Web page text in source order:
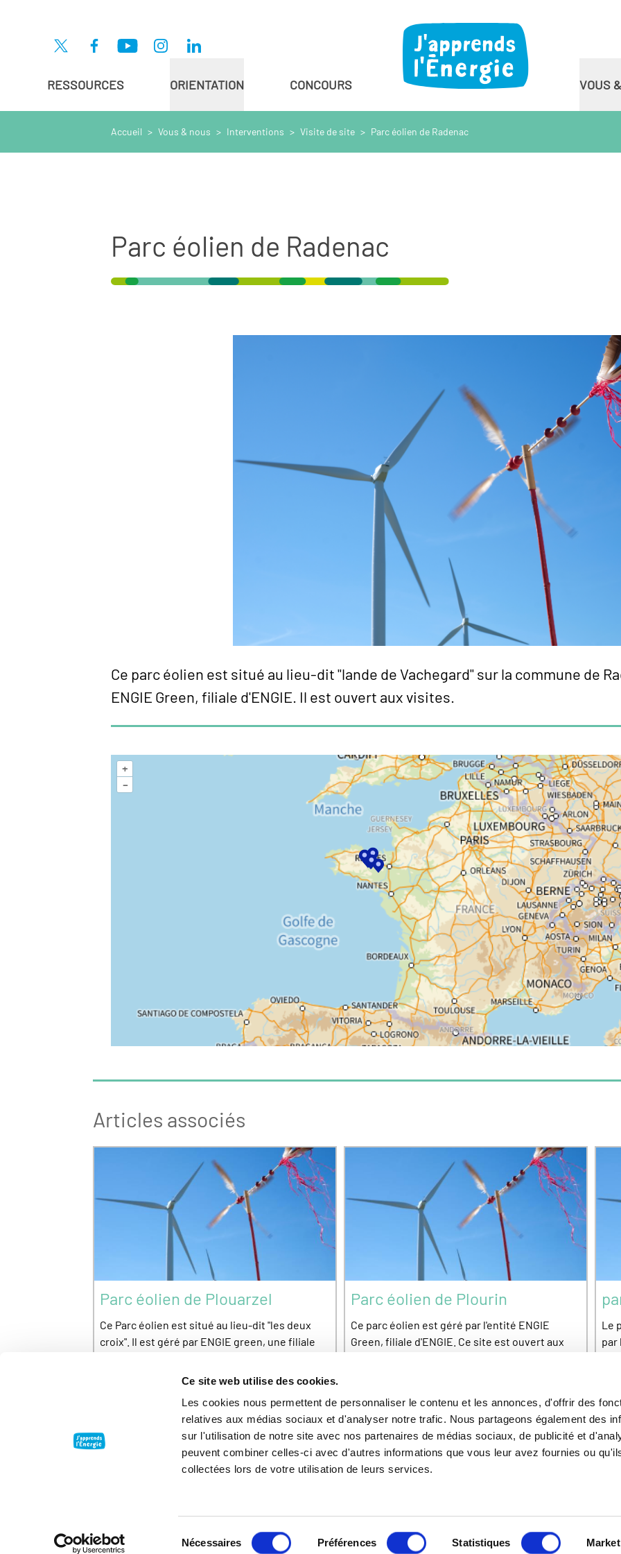
Ce site web utilise des cookies.
Les cookies nous permettent de personnaliser le contenu et les annonces, d'offrir des
relatives aux médias sociaux et d'analyser notre trafic. Nous partageons également des
sur l'utilisation de notre site avec nos partenaires de médias sociaux, de publicité et
peuvent combiner celles-ci avec d'autres informations que vous leur avez fournies ou
collectées lors de votre utilisation de leurs services.
Nécessaires Préférences Statistiques
RESSOURCES ORIENTATION CONCOURS VOUS
Accueil > Vous & nous > Interventions > Visite de site > Parc éolien de Radenac
Parc éolien de Radenac
Ce parc éolien est situé au lieu-dit "lande de Vachegard" sur la commune de
ENGIE Green, filiale d'ENGIE. Il est ouvert aux visites.
+
–
Articles associés
Parc éolien de Plouarzel
Ce Parc éolien est situé au lieu-dit "les deux
croix". Il est géré par ENGIE green, une filiale
Parc éolien de Plourin
Ce parc éolien est géré par l'entité ENGIE
Green, filiale d'ENGIE. Ce site est ouvert aux
Le
par
Charte de données personnelles
Accessibilité : non conforme
Plan du site